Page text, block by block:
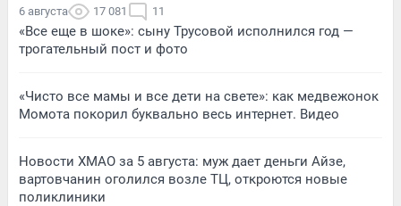
6 августа 17 081 11
«Все еще в шоке»: сыну Трусовой исполнился год —
трогательный пост и фото
«Чисто все мамы и все дети на свете»: как медвежонок
Момота покорил буквально весь интернет. Видео
Новости ХМАО за 5 августа: муж дает деньги Айзе,
вартовчанин оголился возле ТЦ, откроются новые
поликлиники